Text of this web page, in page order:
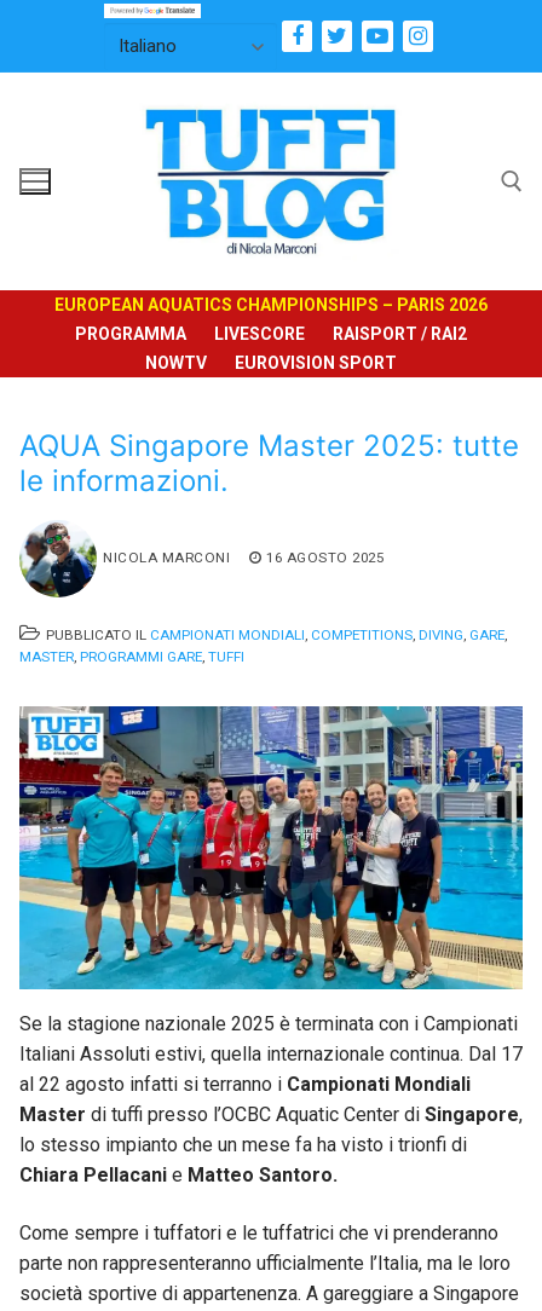
contenuto
EUROPEAN AQUATICS CHAMPIONSHIPS – PARIS 2026
PROGRAMMA
LIVESCORE
RAISPORT / RAI2
NOWTV
EUROVISION SPORT
AQUA Singapore Master 2025: tutte
le informazioni.
NICOLA MARCONI 16 AGOSTO 2025
PUBBLICATO IL CAMPIONATI MONDIALI, COMPETITIONS, DIVING, GARE,
MASTER, PROGRAMMI GARE, TUFFI
Se la stagione nazionale 2025 è terminata con i Campionati
Italiani Assoluti estivi, quella internazionale continua. Dal 17
al 22 agosto infatti si terranno i Campionati Mondiali
Master di tuffi presso l’OCBC Aquatic Center di Singapore,
lo stesso impianto che un mese fa ha visto i trionfi di
Chiara Pellacani e Matteo Santoro.
Come sempre i tuffatori e le tuffatrici che vi prenderanno
parte non rappresenteranno ufficialmente l’Italia, ma le loro
società sportive di appartenenza. A gareggiare a Singapore